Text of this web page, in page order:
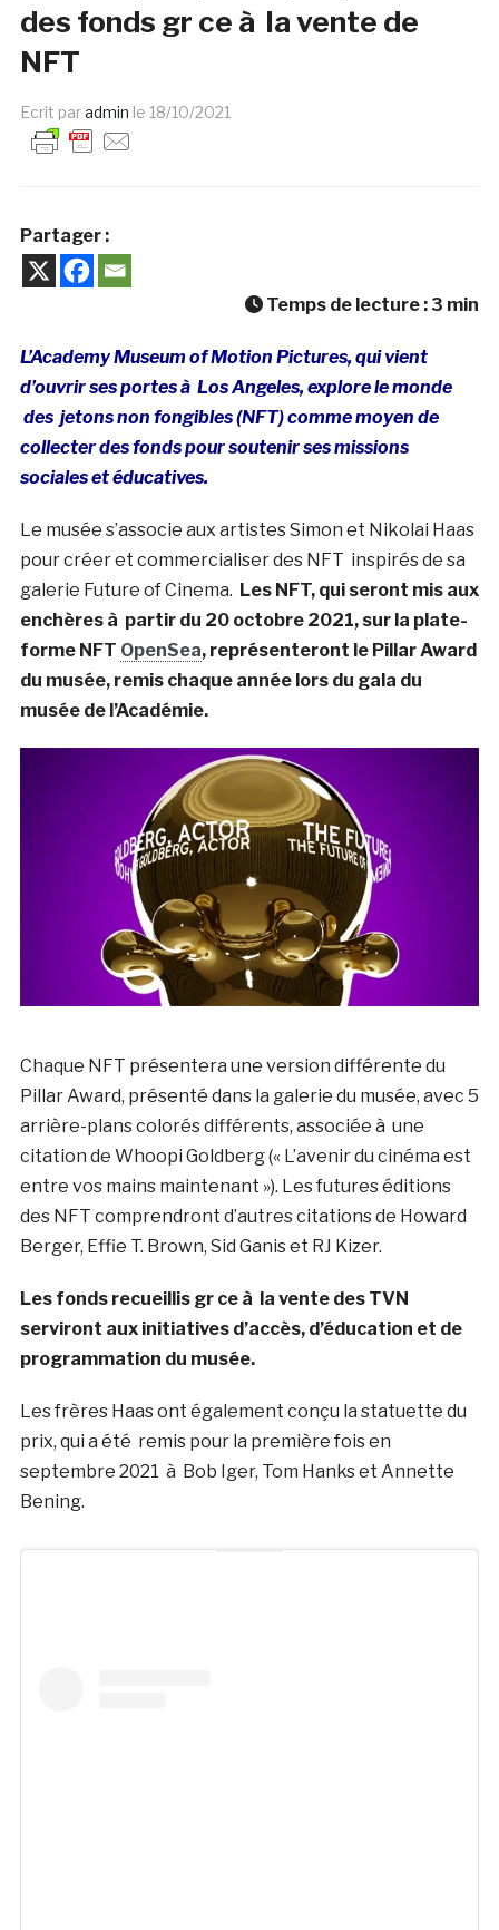
des fonds gr ce à la vente de
NFT
Ecrit paradmin le 18/10/2021
Partager :
Temps de lecture : 3 min
L’Academy Museum of Motion Pictures, qui vient
d’ouvrir ses portes à Los Angeles, explore le monde
des jetons non fongibles (NFT) comme moyen de
collecter des fonds pour soutenir ses missions
sociales et éducatives.
Le musée s’associe aux artistes Simon et Nikolai Haas
pour créer et commercialiser des NFT inspirés de sa
galerie Future of Cinema. Les NFT, qui seront mis aux
enchères à partir du 20 octobre 2021, sur la plate-
forme NFT OpenSea, représenteront le Pillar Award
du musée, remis chaque année lors du gala du
musée de l’Académie.
Chaque NFT présentera une version différente du
Pillar Award, présenté dans la galerie du musée, avec 5
arrière-plans colorés différents, associée à une
citation de Whoopi Goldberg (« L’avenir du cinéma est
entre vos mains maintenant »). Les futures éditions
des NFT comprendront d’autres citations de Howard
Berger, Effie T. Brown, Sid Ganis et RJ Kizer.
Les fonds recueillis gr ce à la vente des TVN
serviront aux initiatives d’accès, d’éducation et de
programmation du musée.
Les frères Haas ont également conçu la statuette du
prix, qui a été remis pour la première fois en
septembre 2021 à Bob Iger, Tom Hanks et Annette
Bening.